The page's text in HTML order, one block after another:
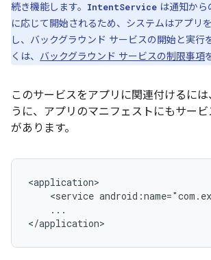
続き機能します。
IntentService は通知から
に応じて開始されるため、システムはアプリ
し、バックグラウンド サービスの開始と実行
くは、 バックグラウンド サービスの制限事項
このサービスをアプリに関連付けるに
うに、アプリのマニフェストにもサー
があります。
<service
...